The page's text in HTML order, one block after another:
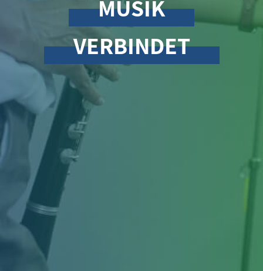
MUSIK
VERBINDET